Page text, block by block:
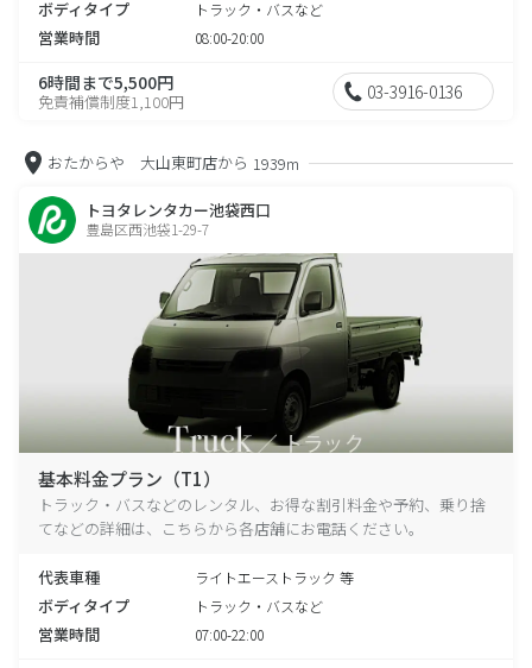
ボディタイプ トラック・バスなど
営業時間 08:00-20:00
6時間まで5,500円
免責補償制度1,100円 03-3916-0136
おたからや 大山東町店から 1939m
トヨタレンタカー池袋西口
豊島区西池袋1-29-7
基本料金プラン（T1）
トラック・バスなどのレンタル、お得な割引料金や予約、乗り捨
てなどの詳細は、こちらから各店舗にお電話ください。
代表車種 ライトエーストラック 等
ボディタイプ トラック・バスなど
営業時間 07:00-22:00